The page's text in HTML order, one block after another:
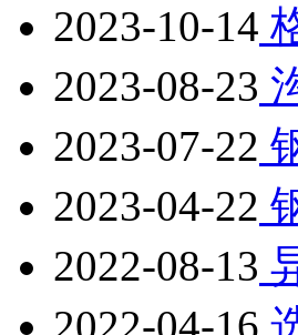
2023-10-14
2023-08-23
2023-07-22
2023-04-22
2022-08-13
2022-04-16